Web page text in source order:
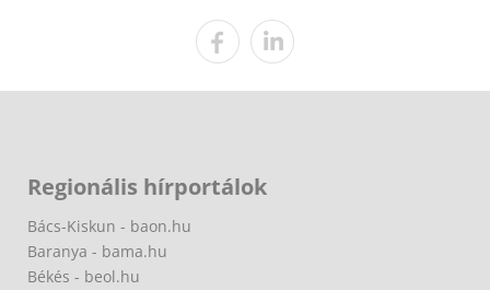
Regionális hírportálok
Bács-Kiskun - baon.hu
Baranya - bama.hu
Békés - beol.hu